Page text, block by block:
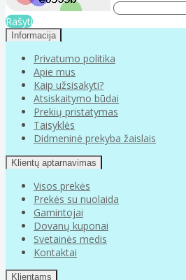
Rašyti
Informacija
Privatumo politika
Apie mus
Kaip užsisakyti?
Atsiskaitymo būdai
Prekių pristatymas
Taisyklės
Didmeninė prekyba žaislais
Klientų aptarnavimas
Visos prekės
Prekės su nuolaida
Gamintojai
Dovanų kuponai
Svetainės medis
Kontaktai
Klientams